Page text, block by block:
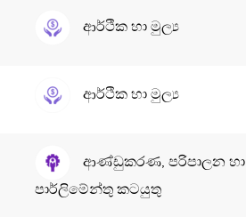
ආර්ථික හා මුල්‍ය
ආර්ථික හා මුල්‍ය
ආණ්ඩුකරණ, පරිපාලන හා
පාර්ලිමේන්තු කටයුතු